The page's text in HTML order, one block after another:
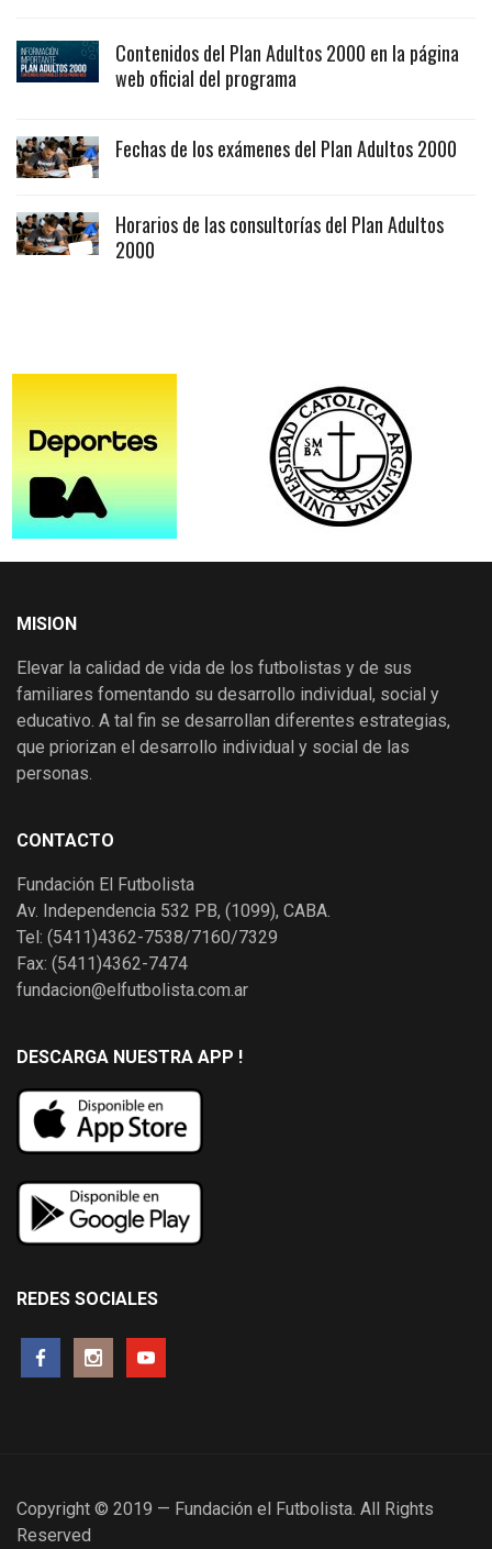
Contenidos del Plan Adultos 2000 en la página
web oficial del programa
Fechas de los exámenes del Plan Adultos 2000
Horarios de las consultorías del Plan Adultos
2000
MISION
Elevar la calidad de vida de los futbolistas y de sus
familiares fomentando su desarrollo individual, social y
educativo. A tal fin se desarrollan diferentes estrategias,
que priorizan el desarrollo individual y social de las
personas.
CONTACTO
Fundación El Futbolista
Av. Independencia 532 PB, (1099), CABA.
Tel: (5411)4362-7538/7160/7329
Fax: (5411)4362-7474
fundacion@elfutbolista.com.ar
DESCARGA NUESTRA APP !
REDES SOCIALES
Copyright © 2019 — Fundación el Futbolista. All Rights
Reserved